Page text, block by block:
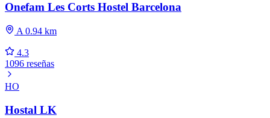
Onefam Les Corts Hostel Barcelona
A 0.94 km
4.3
1096 reseñas
HO
Hostal LK